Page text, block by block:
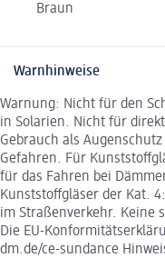
Braun
Warnhinweise
Warnung: Nicht für den
in Solarien. Nicht für
Gebrauch als
Gefahren. Für
für das Fahren bei
Kunststoffgläser der Kat.
im Straßenverkehr. Keine
Die EU-
dm.de/ce-sundance